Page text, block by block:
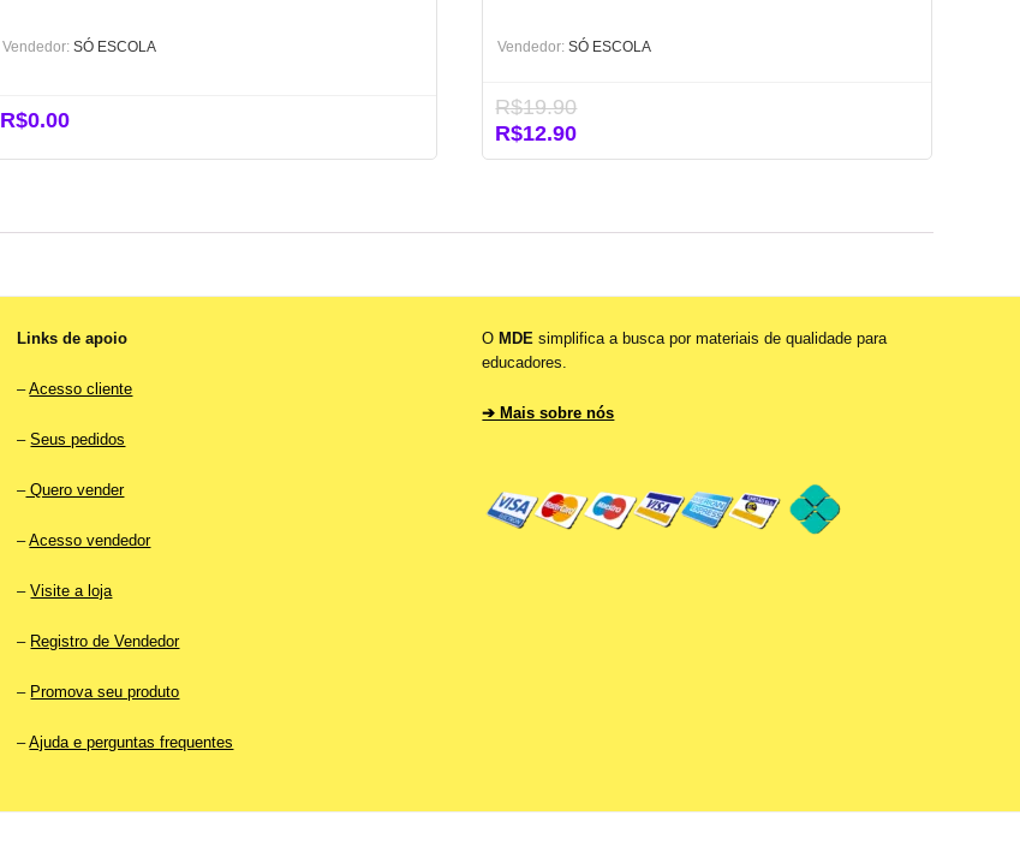
Vendedor: SÓ ESCOLA
R$0.00
Vendedor: SÓ ESCOLA
R$19.90
O
preço
R$19.90.
R$12.90O
preço
R$12.90.
Links de apoio
–Acesso cliente
–Seus pedidos
–Quero vender
–Acesso vendedor
–Visite a loja
– Registro de Vendedor
– Promova seu produto
–Ajuda e perguntas frequentes
O MDE simplifica a busca por materiais de qualidade para
educadores.
➔ Mais sobre nós